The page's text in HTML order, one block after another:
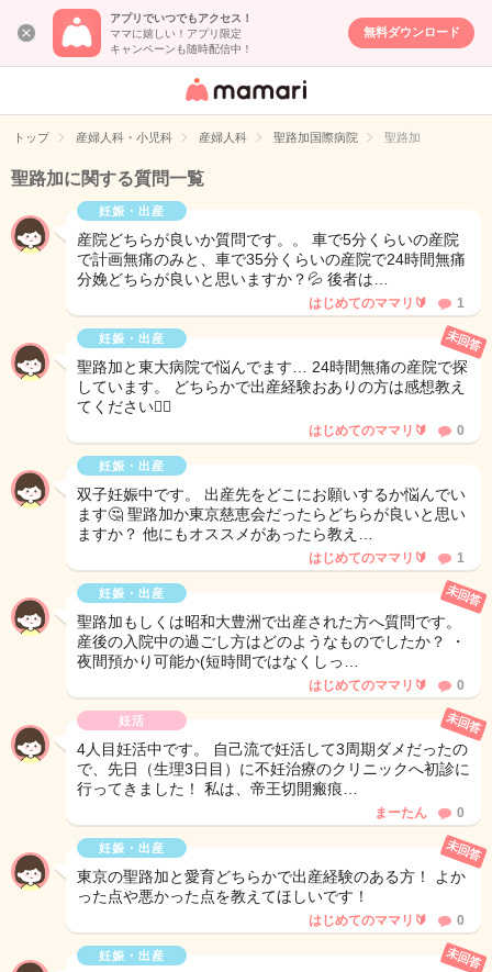
アプリでいつでもアクセス！
ママに嬉しい！アプリ限定
キャンペーンも随時配信中！
無料ダウンロード
女性専用匿名QA
イト
トップ 産婦人科・小児科 産婦人科 聖路加国際病院 聖路加
聖路加に関する質問一覧
妊娠・出産
産院どちらが良いか質問です。。 車で5分くらいの産院
で計画無痛のみと、車で35分くらいの産院で24時間無痛
分娩どちらが良いと思いますか？💦 後者は…
はじめてのママリ🔰 1
妊娠・出産
聖路加と東大病院で悩んでます… 24時間無痛の産院で探
しています。 どちらかで出産経験おありの方は感想教え
てください🙇‍♀️
未回答
はじめてのママリ🔰 0
妊娠・出産
双子妊娠中です。 出産先をどこにお願いするか悩んでい
ます🤔 聖路加か東京慈恵会だったらどちらが良いと思い
ますか？ 他にもオススメがあったら教え…
はじめてのママリ🔰 1
妊娠・出産
聖路加もしくは昭和大豊洲で出産された方へ質問です。
産後の入院中の過ごし方はどのようなものでしたか？ ・
夜間預かり可能か(短時間ではなくしっ…
未回答
はじめてのママリ🔰 0
妊活
4人目妊活中です。 自己流で妊活して3周期ダメだったの
で、先日（生理3日目）に不妊治療のクリニックへ初診に
行ってきました！ 私は、帝王切開瘢痕…
未回答
まーたん 0
妊娠・出産
東京の聖路加と愛育どちらかで出産経験のある方！ よか
った点や悪かった点を教えてほしいです！
未回答
はじめてのママリ🔰 0
妊娠・出産 未回答